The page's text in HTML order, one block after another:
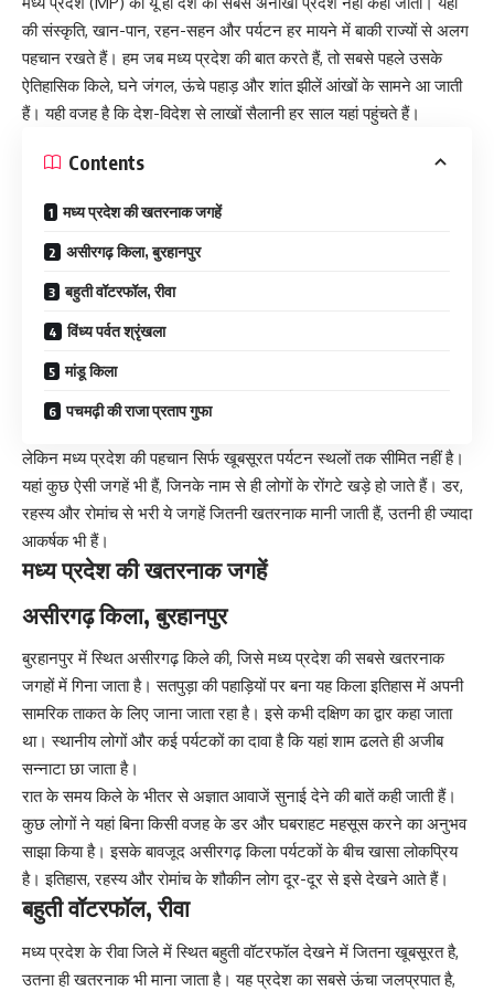
की संस्कृति, खान-पान, रहन-सहन और पर्यटन हर मायने में बाकी राज्यों से अलग
पहचान रखते हैं। हम जब मध्य प्रदेश की बात करते हैं, तो सबसे पहले उसके
ऐतिहासिक किले, घने जंगल, ऊंचे पहाड़ और शांत झीलें आंखों के सामने आ जाती
हैं। यही वजह है कि देश-विदेश से लाखों सैलानी हर साल यहां पहुंचते हैं।
Contents
मध्य प्रदेश की खतरनाक जगहें
असीरगढ़ किला, बुरहानपुर
बहुती वॉटरफॉल, रीवा
विंध्य पर्वत श्रृंखला
मांडू किला
पचमढ़ी की राजा प्रताप गुफा
लेकिन मध्य प्रदेश की पहचान सिर्फ खूबसूरत पर्यटन स्थलों तक सीमित नहीं है।
यहां कुछ ऐसी जगहें भी हैं, जिनके नाम से ही लोगों के रोंगटे खड़े हो जाते हैं। डर,
रहस्य और रोमांच से भरी ये जगहें जितनी खतरनाक मानी जाती हैं, उतनी ही ज्यादा
आकर्षक भी हैं।
मध्य प्रदेश की खतरनाक जगहें
असीरगढ़ किला, बुरहानपुर
बुरहानपुर में स्थित असीरगढ़ किले की, जिसे मध्य प्रदेश की सबसे खतरनाक
जगहों में गिना जाता है। सतपुड़ा की पहाड़ियों पर बना यह किला इतिहास में अपनी
सामरिक ताकत के लिए जाना जाता रहा है। इसे कभी दक्षिण का द्वार कहा जाता
था। स्थानीय लोगों और कई पर्यटकों का दावा है कि यहां शाम ढलते ही अजीब
सन्नाटा छा जाता है।
रात के समय किले के भीतर से अज्ञात आवाजें सुनाई देने की बातें कही जाती हैं।
कुछ लोगों ने यहां बिना किसी वजह के डर और घबराहट महसूस करने का अनुभव
साझा किया है। इसके बावजूद असीरगढ़ किला पर्यटकों के बीच खासा लोकप्रिय
है। इतिहास, रहस्य और रोमांच के शौकीन लोग दूर-दूर से इसे देखने आते हैं।
बहुती वॉटरफॉल, रीवा
मध्य प्रदेश के रीवा जिले में स्थित बहुती वॉटरफॉल देखने में जितना खूबसूरत है,
उतना ही खतरनाक भी माना जाता है। यह प्रदेश का सबसे ऊंचा जलप्रपात है,